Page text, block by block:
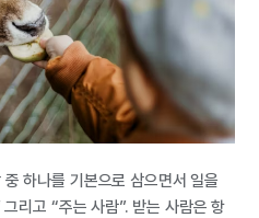
하나를 기본으로 삼으면서 일을
리고 “주는 사람”. 받는 사람은 항